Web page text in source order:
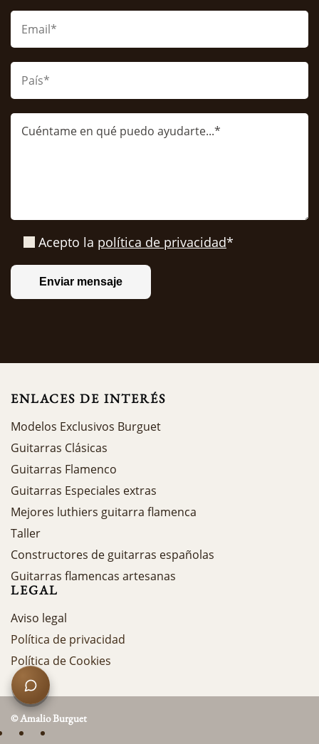
Acepto la política de privacidad*
ENLACES DE INTERÉS
Modelos Exclusivos Burguet
Guitarras Clásicas
Guitarras Flamenco
Guitarras Especiales extras
Mejores luthiers guitarra flamenca
Taller
Constructores de guitarras españolas
Guitarras flamencas artesanas
LEGAL
Aviso legal
Política de privacidad
Política de Cookies
©Amalio Burguet